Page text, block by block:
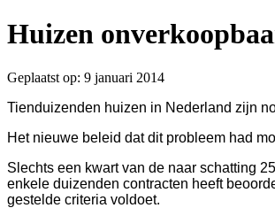
Huizen
Geplaatst op: 9 januari 2014
Tienduizenden huizen in Nederland zijn
Het nieuwe beleid dat dit probleem had
Slechts een kwart van de naar schatting
enkele duizenden contracten heeft
gestelde criteria voldoet.